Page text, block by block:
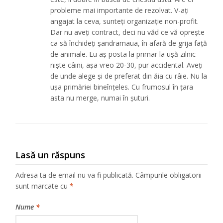
probleme mai importante de rezolvat. V-ați
angajat la ceva, sunteți organizație non-profit.
Dar nu aveți contract, deci nu văd ce vă oprește
ca să închideți șandramaua, în afară de grija față
de animale. Eu aș posta la primar la ușă zilnic
niște câini, așa vreo 20-30, pur accidental. Aveți
de unde alege și de preferat din ăia cu râie. Nu la
ușa primăriei bineînțeles. Cu frumosul în țara
asta nu merge, numai în șuturi.
Lasă un răspuns
Adresa ta de email nu va fi publicată. Câmpurile obligatorii
sunt marcate cu*
Nume *